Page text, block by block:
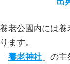
養老公園内には養
ります。
「 養老神社 」の